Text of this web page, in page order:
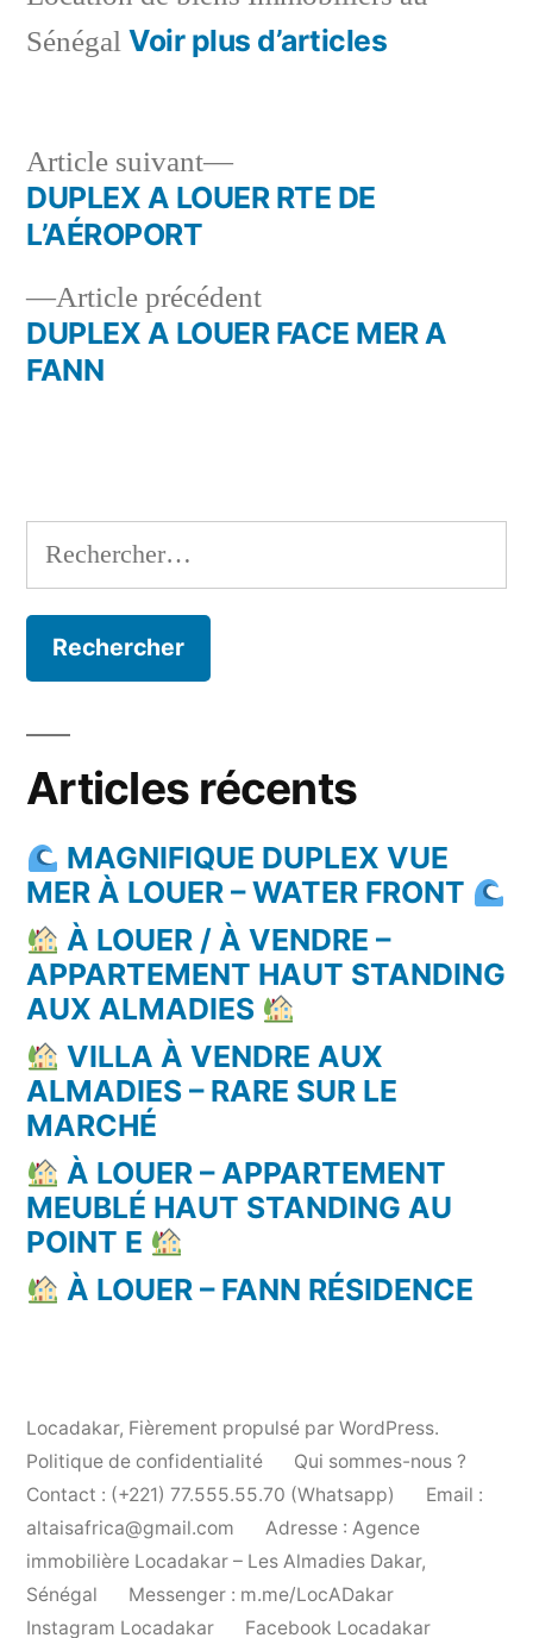
Sénégal Voir plus d’articles
Navigation
l’article
Article précédentArticle
précédent :
DUPLEX A LOUER FACE MER A
FANN
Article suivant
Article
suivant :
DUPLEX A LOUER RTE DE
L’AÉROPORT
Rechercher :
Articles récents
MAGNIFIQUE DUPLEX VUE
MER À LOUER – WATER FRONT
À LOUER / À VENDRE –
APPARTEMENT HAUT STANDING
AUX ALMADIES
VILLA À VENDRE AUX
ALMADIES – RARE SUR LE
MARCHÉ
À LOUER – APPARTEMENT
MEUBLÉ HAUT STANDING AU
POINT E
À LOUER – FANN RÉSIDENCE
Locadakar, Fièrement propulsé par WordPress.
Politique de confidentialité
Qui sommes-nous ?
Contact : (+221) 77.555.55.70 (Whatsapp)
Email :
altaisafrica@gmail.com
Adresse : Agence
immobilière Locadakar – Les Almadies Dakar,
Sénégal
Messenger : m.me/LocADakar
Instagram Locadakar
Facebook Locadakar